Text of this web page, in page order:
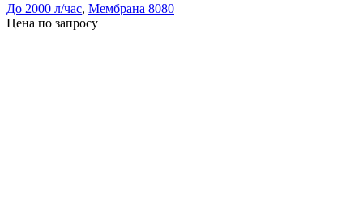
До 2000 л/час, Мембрана 8080
Цена по запросу